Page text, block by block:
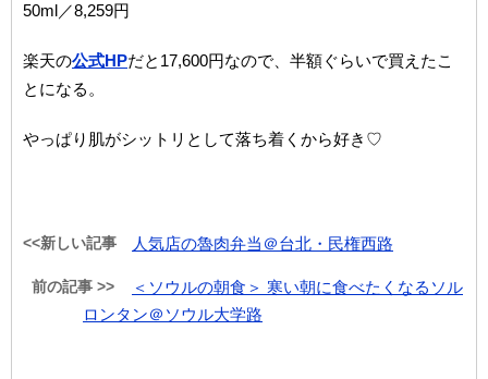
50ml／8,259円
楽天の公式HPだと17,600円なので、半額ぐらいで買えたこ
とになる。
やっぱり肌がシットリとして落ち着くから好き♡
<<新しい記事 人気店の魯肉弁当＠台北・民権西路
前の記事 >>
＜ソウルの朝食＞ 寒い朝に食べたくなるソル
ロンタン＠ソウル大学路